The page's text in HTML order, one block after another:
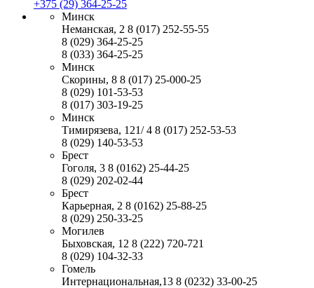
+375 (29) 364-25-25
Минск
Неманская, 2 8 (017) 252-55-55
8 (029) 364-25-25
8 (033) 364-25-25
Минск
Скорины, 8 8 (017) 25-000-25
8 (029) 101-53-53
8 (017) 303-19-25
Минск
Тимирязева, 121/ 4 8 (017) 252-53-53
8 (029) 140-53-53
Брест
Гоголя, 3 8 (0162) 25-44-25
8 (029) 202-02-44
Брест
Карьерная, 2 8 (0162) 25-88-25
8 (029) 250-33-25
Могилев
Быховская, 12 8 (222) 720-721
8 (029) 104-32-33
Гомель
Интернациональная,13 8 (0232) 33-00-25